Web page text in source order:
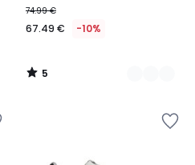
74.99 €
67.49 € -10%
5
/